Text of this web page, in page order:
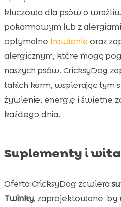
kluczowa dla psów o
pokarmowym lub z
optymalne trawienie oraz
alergicznym, które mogą
naszych psów. CricksyDog
takich karm, wspierając tym
żywienie, energię i świetne
każdego dnia.
Suplementy i
Oferta CricksyDog zawiera
Twinky, zaprojektowane, by